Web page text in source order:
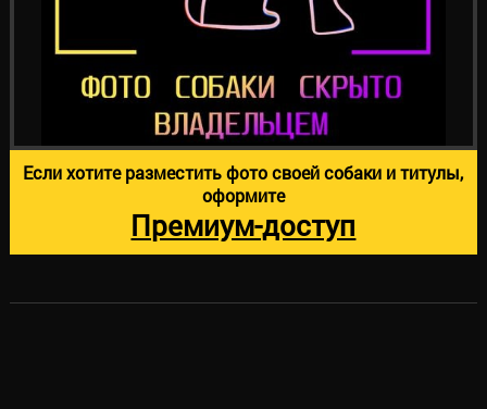
Если хотите разместить фото своей собаки и титулы,
оформите
Премиум-доступ